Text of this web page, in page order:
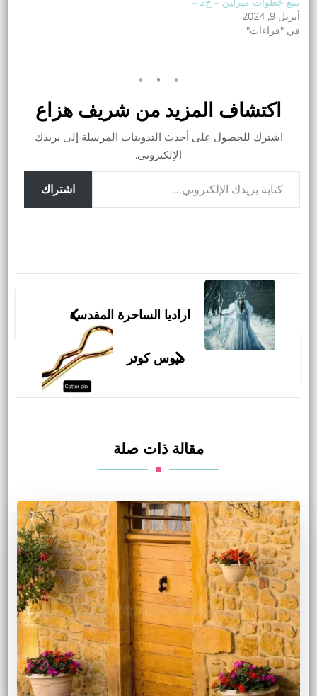
أبريل 9, 2024
في "قراءات"
اكتشاف المزيد من شريف هزاع
اشترك للحصول على أحدث التدوينات المرسلة إلى بريدك
الإلكتروني.
كتابة بريدك الإلكتروني...
اشتراك
التنقل
بين
التدوينات
اراديا الساحرة المقدسة
دبوس كوتر
مقالة ذات صلة